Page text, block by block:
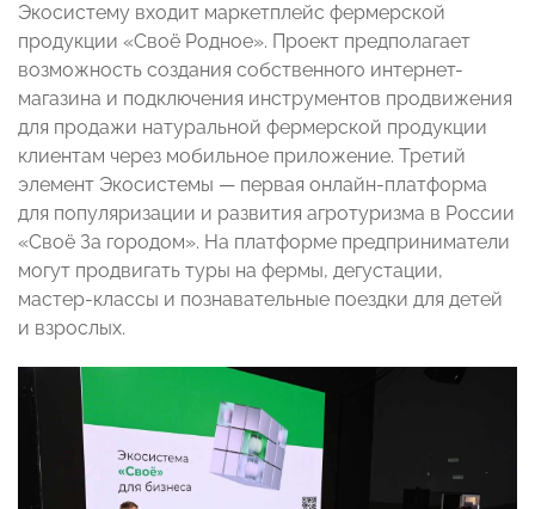
Экосистему входит маркетплейс фермерской
продукции «Своё Родное». Проект предполагает
возможность создания собственного интернет-
магазина и подключения инструментов продвижения
для продажи натуральной фермерской продукции
клиентам через мобильное приложение. Третий
элемент Экосистемы — первая онлайн-платформа
для популяризации и развития агротуризма в России
«Своё За городом». На платформе предприниматели
могут продвигать туры на фермы, дегустации,
мастер-классы и познавательные поездки для детей
и взрослых.